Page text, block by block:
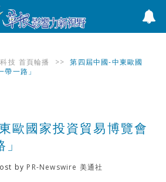
科技 首頁輪播 >>
第四屆中國-中東歐國
一路」
歐國家投資貿易博覽會
by PR-Newswire 美通社